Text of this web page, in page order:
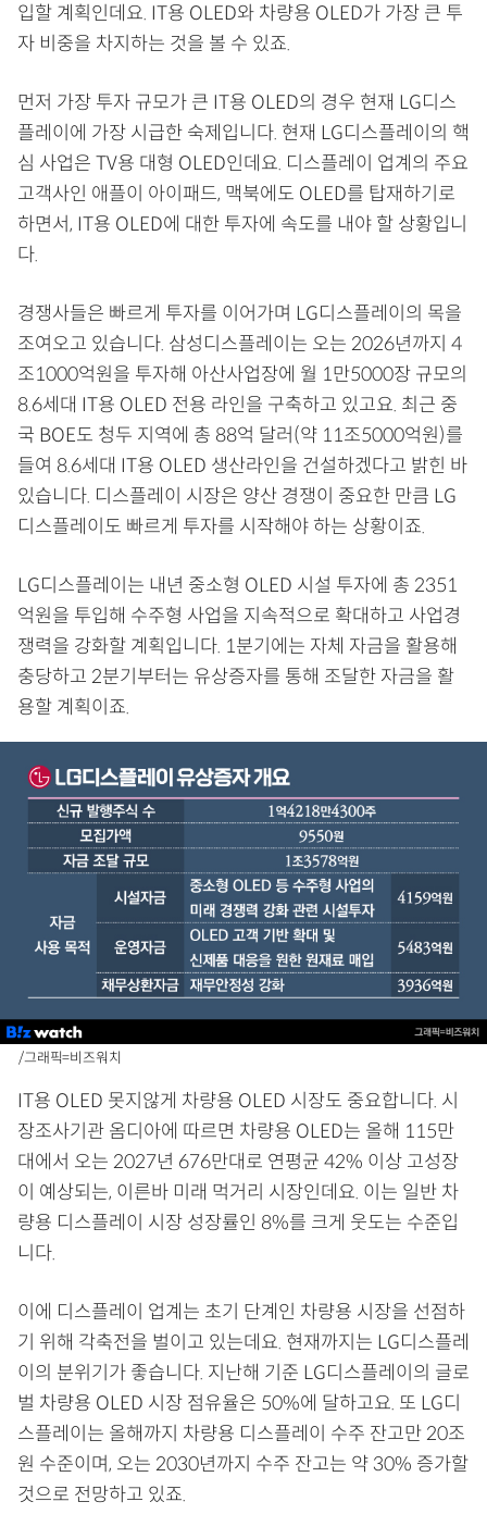
입할 계획인데요. IT용 OLED와 차량용 OLED가 가장 큰 투
자 비중을 차지하는 것을 볼 수 있죠.
먼저 가장 투자 규모가 큰 IT용 OLED의 경우 현재 LG디스
플레이에 가장 시급한 숙제입니다. 현재 LG디스플레이의 핵
심 사업은 TV용 대형 OLED인데요. 디스플레이 업계의 주요
고객사인 애플이 아이패드, 맥북에도 OLED를 탑재하기로
하면서, IT용 OLED에 대한 투자에 속도를 내야 할 상황입니
다.
경쟁사들은 빠르게 투자를 이어가며 LG디스플레이의 목을
조여오고 있습니다. 삼성디스플레이는 오는 2026년까지 4
조1000억원을 투자해 아산사업장에 월 1만5000장 규모의
8.6세대 IT용 OLED 전용 라인을 구축하고 있고요. 최근 중
국 BOE도 청두 지역에 총 88억 달러(약 11조5000억원)를
들여 8.6세대 IT용 OLED 생산라인을 건설하겠다고 밝힌 바
있습니다. 디스플레이 시장은 양산 경쟁이 중요한 만큼 LG
디스플레이도 빠르게 투자를 시작해야 하는 상황이죠.
LG디스플레이는 내년 중소형 OLED 시설 투자에 총 2351
억원을 투입해 수주형 사업을 지속적으로 확대하고 사업경
쟁력을 강화할 계획입니다. 1분기에는 자체 자금을 활용해
충당하고 2분기부터는 유상증자를 통해 조달한 자금을 활
용할 계획이죠.
/그래픽=비즈워치
IT용 OLED 못지않게 차량용 OLED 시장도 중요합니다. 시
장조사기관 옴디아에 따르면 차량용 OLED는 올해 115만
대에서 오는 2027년 676만대로 연평균 42% 이상 고성장
이 예상되는, 이른바 미래 먹거리 시장인데요. 이는 일반 차
량용 디스플레이 시장 성장률인 8%를 크게 웃도는 수준입
니다.
이에 디스플레이 업계는 초기 단계인 차량용 시장을 선점하
기 위해 각축전을 벌이고 있는데요. 현재까지는 LG디스플레
이의 분위기가 좋습니다. 지난해 기준 LG디스플레이의 글로
벌 차량용 OLED 시장 점유율은 50%에 달하고요. 또 LG디
스플레이는 올해까지 차량용 디스플레이 수주 잔고만 20조
원 수준이며, 오는 2030년까지 수주 잔고는 약 30% 증가할
것으로 전망하고 있죠.